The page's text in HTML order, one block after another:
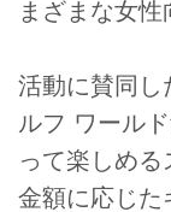
まざまな女性
活動に賛同し
ルフ ワール
って楽しめ
金額に応じた